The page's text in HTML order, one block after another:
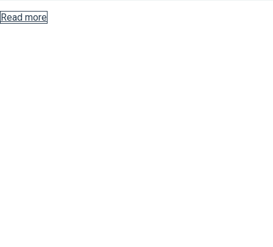
Read more